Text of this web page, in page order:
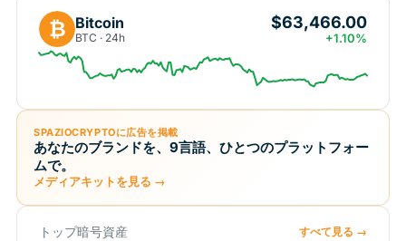
₿ Bitcoin
BTC · 24h
$63,466.00
+1.10%
SPAZIOCRYPTOに広告を掲載
あなたのブランドを、9言語、ひとつのプラットフォー
ムで。
メディアキットを見る →
トップ暗号資産 すべて見る →